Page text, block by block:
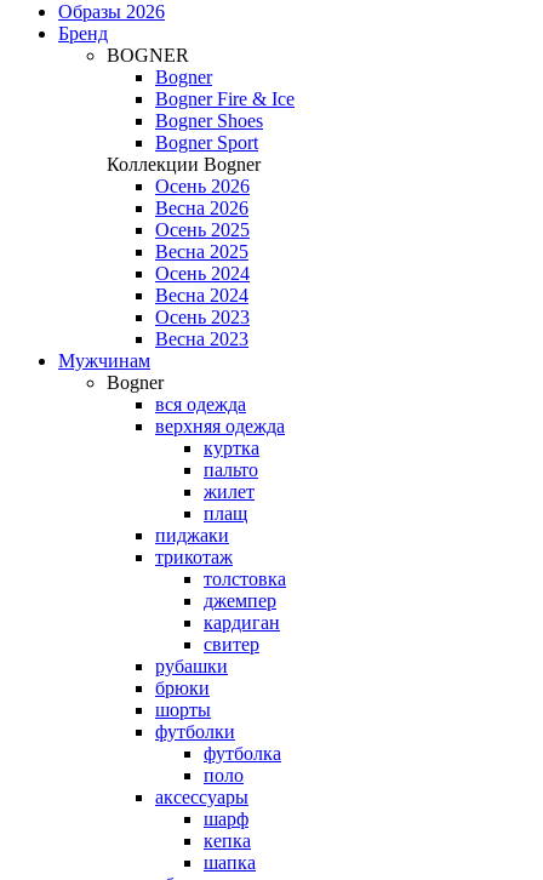
Образы 2026
Бренд
BOGNER
Bogner
Bogner Fire & Ice
Bogner Shoes
Bogner Sport
Коллекции Bogner
Осень 2026
Весна 2026
Осень 2025
Весна 2025
Осень 2024
Весна 2024
Осень 2023
Весна 2023
Мужчинам
Bogner
вся одежда
верхняя одежда
куртка
пальто
жилет
плащ
пиджаки
трикотаж
толстовка
джемпер
кардиган
свитер
рубашки
брюки
шорты
футболки
футболка
поло
аксессуары
шарф
кепка
шапка